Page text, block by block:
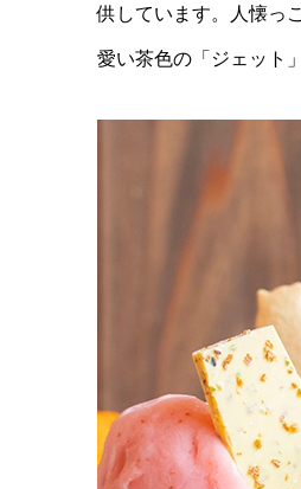
供しています。人懐っ
愛い茶色の「ジェット